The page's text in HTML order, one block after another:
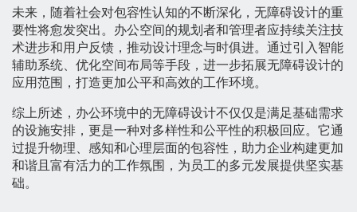
未来，随着社会对包容性认知的不断深化，无障碍设计的重
要性将愈发突出。办公空间的规划者和管理者应持续关注技
术进步和用户反馈，推动设计理念与时俱进。通过引入智能
辅助系统、优化空间布局等手段，进一步拓展无障碍设计的
应用范围，打造更加公平和高效的工作环境。
综上所述，办公环境中的无障碍设计不仅仅是满足基础需求
的设施安排，更是一种对多样性和公平性的积极回应。它通
过提升物理、感知和心理层面的包容性，助力企业构建更加
和谐且富有活力的工作氛围，为员工的多元发展提供坚实基
础。